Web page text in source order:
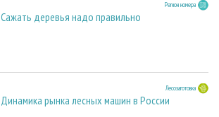
Регион номера
Сажать деревья надо правильно
Лесозаготовка
Динамика рынка лесных машин в России